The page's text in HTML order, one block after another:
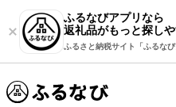
ふるなびアプリなら
返礼品がもっと探しや
ふるさと納税サイト「ふるなび